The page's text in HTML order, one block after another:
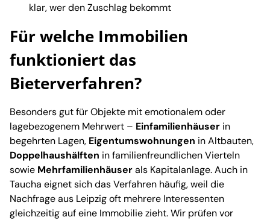
klar, wer den Zuschlag bekommt
Für welche Immobilien
funktioniert das
Bieterverfahren?
Besonders gut für Objekte mit emotionalem oder
lagebezogenem Mehrwert – Einfamilienhäuser in
begehrten Lagen, Eigentumswohnungen in Altbauten,
Doppelhaushälften in familienfreundlichen Vierteln
sowie Mehrfamilienhäuserals Kapitalanlage. Auch in
Taucha eignet sich das Verfahren häufig, weil die
Nachfrage aus Leipzig oft mehrere Interessenten
gleichzeitig auf eine Immobilie zieht. Wir prüfen vor